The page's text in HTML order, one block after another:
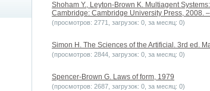
Shoham Y., Leyton-Brown K. Multiagent
Cambridge: Cambridge University Press, 2008.
(просмотров: 2771, загрузок: 0, за месяц: 0)
Simon H. The Sciences of the Artificial. 3rd ed.
(просмотров: 2844, загрузок: 0, за месяц: 0)
Spencer-Brown G. Laws of form, 1979
(просмотров: 2687, загрузок: 0, за месяц: 0)